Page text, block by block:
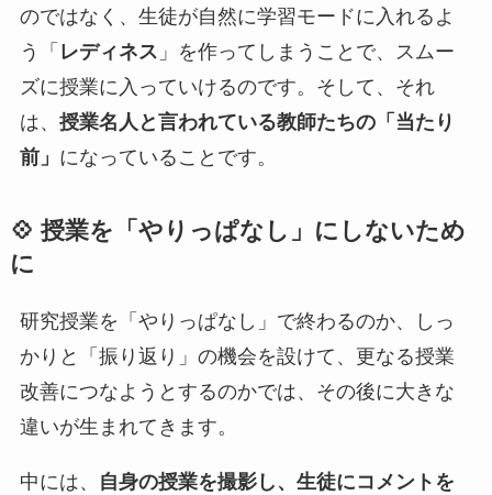
のではなく、生徒が自然に学習モードに入れるよ
う「 レディネス 」を作ってしまうことで、スムー
ズに授業に入っていけるのです。そして、それ
は、 授業名人と言われている教師たちの「当たり
前」 になっていることです。
💠 授業を「やりっぱなし」にしないため
に
研究授業を「やりっぱなし」で終わるのか、しっ
かりと「振り返り」の機会を設けて、更なる授業
改善につなようとするのかでは、その後に大きな
違いが生まれてきます。
中には、
自身の授業を撮影し、生徒にコメントを